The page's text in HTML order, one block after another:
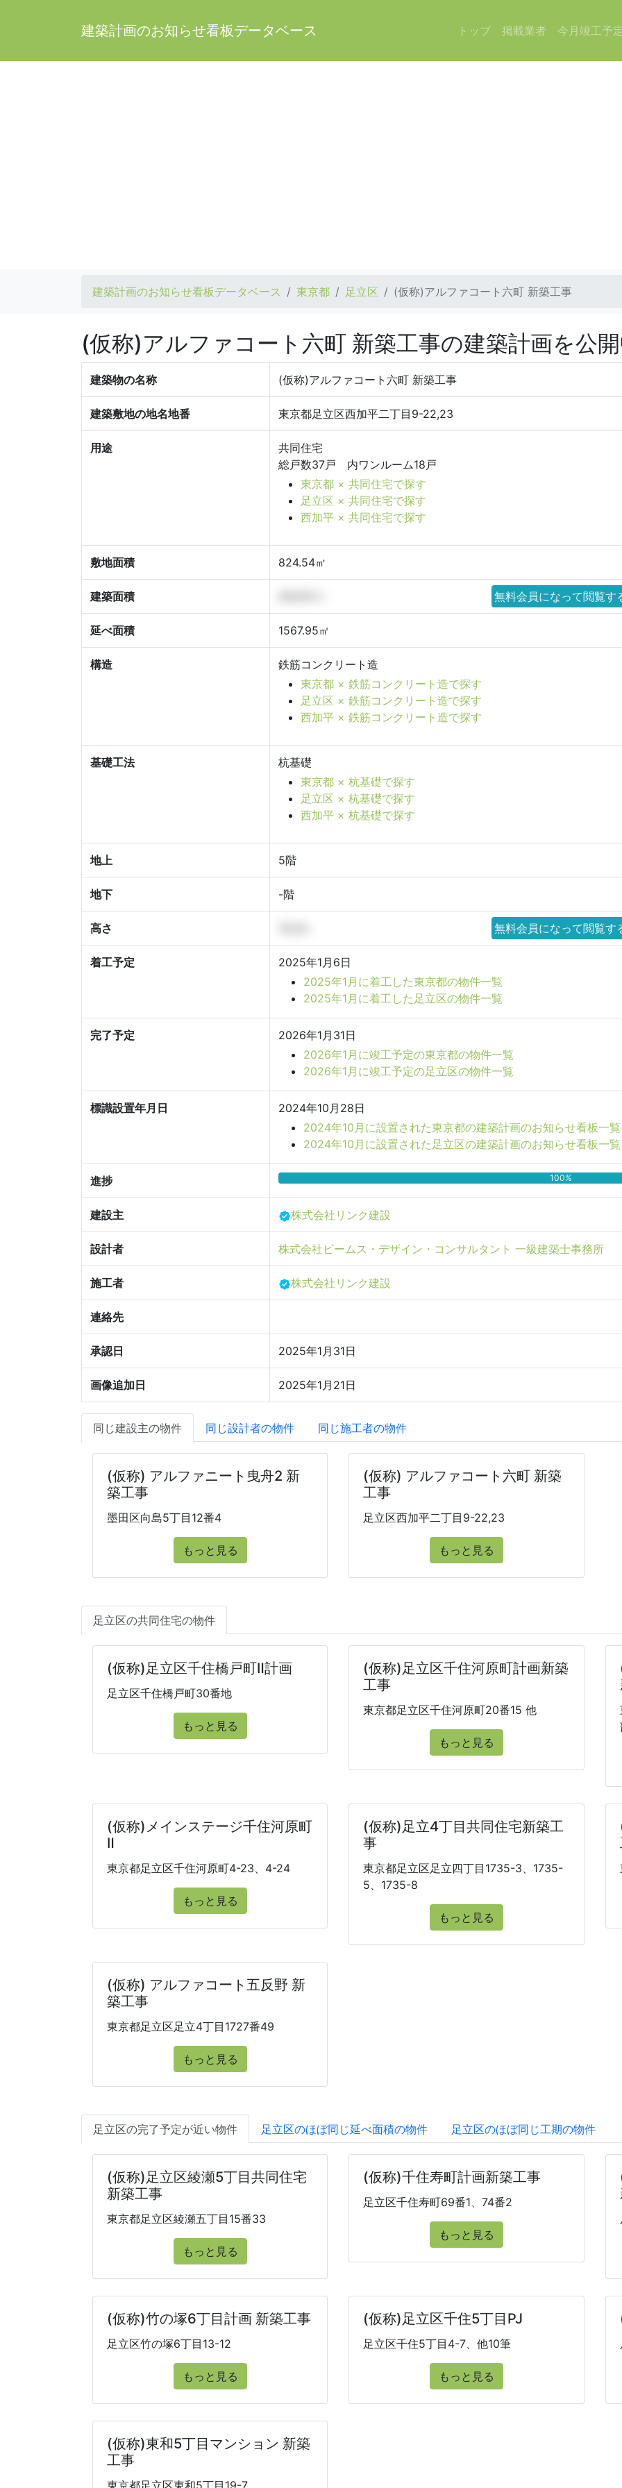
建築計画のお知らせ看板データベース トップ 掲載業者 今月竣工予
建築計画のお知らせ看板データベース 東京都 足立区 (仮称)アルファコート六町 新築工事
(仮称)アルファコート六町 新築工事の建築計画を公
建築物の名称 (仮称)アルファコート六町 新築工事
建築敷地の地名地番 東京都足立区西加平二丁目9-22,23
用途
共同住宅
総戸数37戸 内ワンルーム18戸
東京都 × 共同住宅で探す
足立区 × 共同住宅で探す
西加平 × 共同住宅で探す
敷地面積 824.54㎡
建築面積 無料会員になって閲覧す
延べ面積 1567.95㎡
構造
鉄筋コンクリート造
東京都 × 鉄筋コンクリート造で探す
足立区 × 鉄筋コンクリート造で探す
西加平 × 鉄筋コンクリート造で探す
基礎工法
杭基礎
東京都 × 杭基礎で探す
足立区 × 杭基礎で探す
西加平 × 杭基礎で探す
地上 5階
地下 -階
高さ 無料会員になって閲覧す
着工予定
2025年1月6日
2025年1月に着工した東京都の物件一覧
2025年1月に着工した足立区の物件一覧
完了予定
2026年1月31日
2026年1月に竣工予定の東京都の物件一覧
2026年1月に竣工予定の足立区の物件一覧
標識設置年月日
2024年10月28日
2024年10月に設置された東京都の建築計画のお知らせ看板一覧
2024年10月に設置された足立区の建築計画のお知らせ看板一覧
進捗 100%
建設主 株式会社リンク建設
設計者 株式会社ビームス・デザイン・コンサルタント 一級建築士事務所
施工者 株式会社リンク建設
連絡先
承認日 2025年1月31日
画像追加日 2025年1月21日
同じ建設主の物件 同じ設計者の物件 同じ施工者の物件
(仮称) アルファニート曳舟2 新
築工事
墨田区向島5丁目12番4
もっと見る
(仮称) アルファコート六町 新築
工事
足立区西加平二丁目9-22,23
もっと見る
足立区の共同住宅の物件
(仮称)足立区千住橋戸町Ⅱ計画
足立区千住橋戸町30番地
もっと見る
(仮称)足立区千住河原町計画新築
工事
東京都足立区千住河原町20番15 他
もっと見る
(仮称)メインステージ千住河原町
Ⅱ
東京都足立区千住河原町4-23、4-24
もっと見る
(仮称)足立4丁目共同住宅新築工
事
東京都足立区足立四丁目1735-3、1735-
5、1735-8
もっと見る
(仮称) アルファコート五反野 新
築工事
東京都足立区足立4丁目1727番49
もっと見る
足立区の完了予定が近い物件 足立区のほぼ同じ延べ面積の物件 足立区のほぼ同じ工期の物件
(仮称)足立区綾瀬5丁目共同住宅
新築工事
東京都足立区綾瀬五丁目15番33
もっと見る
(仮称)千住寿町計画新築工事
足立区千住寿町69番1、74番2
もっと見る
(仮称)竹の塚6丁目計画 新築工事
足立区竹の塚6丁目13-12
もっと見る
(仮称)足立区千住5丁目PJ
足立区千住5丁目4-7、他10筆
もっと見る
(仮称)東和5丁目マンション 新築
工事
東京都足立区東和5丁目19-7